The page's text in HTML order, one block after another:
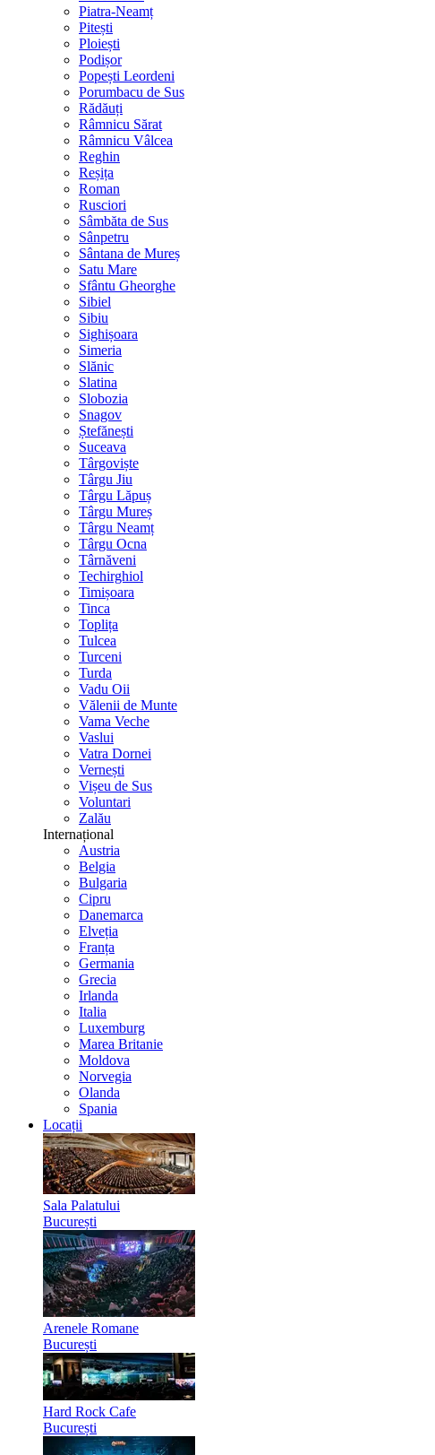
Piatra-Neamț
Pitești
Ploiești
Podișor
Popești Leordeni
Porumbacu de Sus
Rădăuți
Râmnicu Sărat
Râmnicu Vâlcea
Reghin
Reșița
Roman
Rusciori
Sâmbăta de Sus
Sânpetru
Sântana de Mureș
Satu Mare
Sfântu Gheorghe
Sibiel
Sibiu
Sighișoara
Simeria
Slănic
Slatina
Slobozia
Snagov
Ștefănești
Suceava
Târgoviște
Târgu Jiu
Târgu Lăpuș
Târgu Mureș
Târgu Neamț
Târgu Ocna
Târnăveni
Techirghiol
Timișoara
Tinca
Toplița
Tulcea
Turceni
Turda
Vadu Oii
Vălenii de Munte
Vama Veche
Vaslui
Vatra Dornei
Vernești
Vișeu de Sus
Voluntari
Zalău
Internațional
Austria
Belgia
Bulgaria
Cipru
Danemarca
Elveția
Franța
Germania
Grecia
Irlanda
Italia
Luxemburg
Marea Britanie
Moldova
Norvegia
Olanda
Spania
Locații
Sala Palatului
București
Arenele Romane
București
Hard Rock Cafe
București